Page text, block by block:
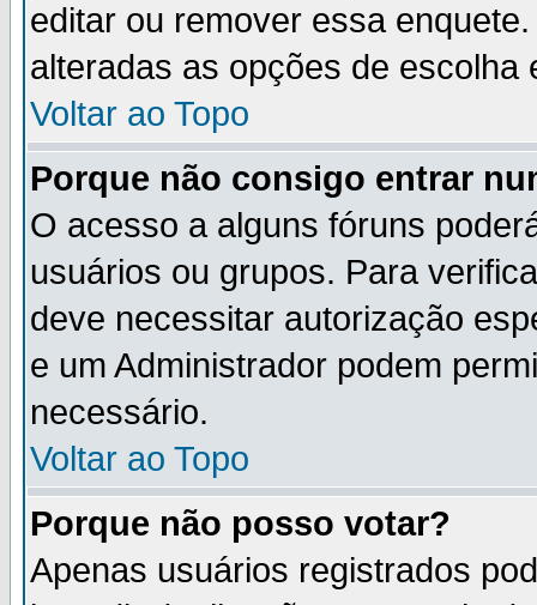
editar ou remover essa
alteradas as opções de escolha
Voltar ao Topo
Porque não consigo entrar
O acesso a alguns fóruns
usuários ou grupos. Para
deve necessitar autorização
e um Administrador podem
necessário.
Voltar ao Topo
Porque não posso votar?
Apenas usuários registrados